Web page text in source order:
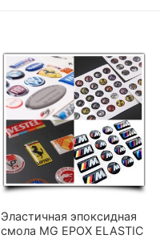
Эластичная эпоксидная
смола MG EPOX ELASTIC